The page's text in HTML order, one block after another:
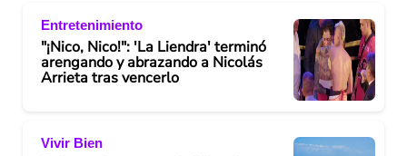
Entretenimiento
"¡Nico, Nico!": 'La Liendra' terminó
arengando y abrazando a Nicolás
Arrieta tras vencerlo
Vivir Bien